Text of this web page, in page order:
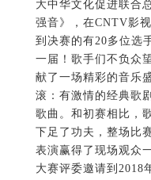
大中华文化促进联合
强音》，在CNTV影
到决赛的有20多位选
一届！歌手们不负众
献了一场精彩的音乐
滚：有激情的经典歌
歌曲。和初赛相比，
下足了功夫，整场比
表演赢得了现场观众
大赛评委邀请到2018